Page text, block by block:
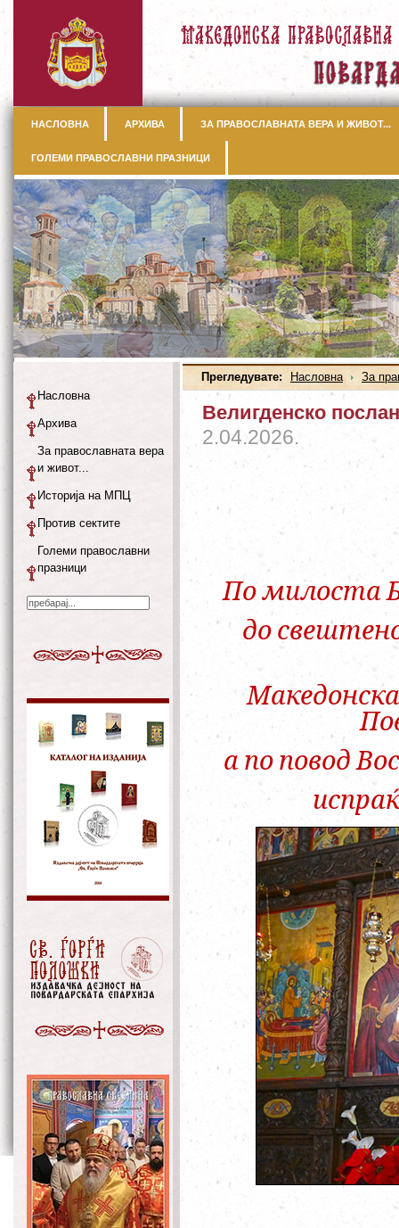
НАСЛОВНА АРХИВА ЗА ПРАВОСЛАВНАТА ВЕРА И ЖИВОТ...
ГОЛЕМИ ПРАВОСЛАВНИ ПРАЗНИЦИ
Прегледувате: Насловна За
Велигденско
2.04.2026.
По милоста
до
а по повод
Насловна
Архива
За православната вера
и живот...
Историја на МПЦ
Против сектите
Големи православни
празници